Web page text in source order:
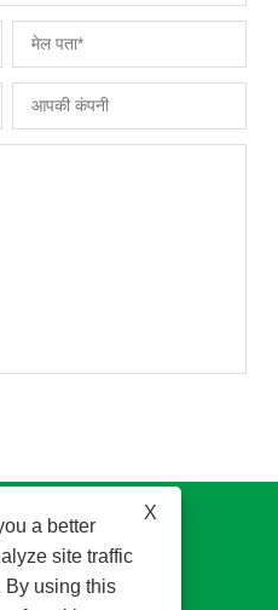
X
a better
site traffic
By using this